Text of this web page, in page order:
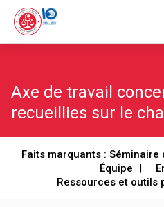
content
Axe de travail
recueillies sur le
Faits marquants :
Équipe
Ressources et outils